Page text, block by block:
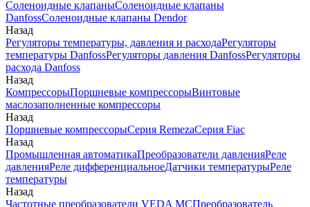
Соленоидные клапаныСоленоидные клапаны
DanfossСоленоидные клапаны Dendor
Назад
Регуляторы температуры, давления и расходаРегуляторы
температуры DanfossРегуляторы давления DanfossРегуляторы
расхода Danfoss
Назад
КомпрессорыПоршневые компрессорыВинтовые
маслозаполненные компрессоры
Назад
Поршневые компрессорыСерия RemezaСерия Fiac
Назад
Промышленная автоматикаПреобразователи давленияРеле
давленияРеле дифференциальноеДатчики температурыРеле
температуры
Назад
Частотные преобразователи VEDA MCПреобразователь